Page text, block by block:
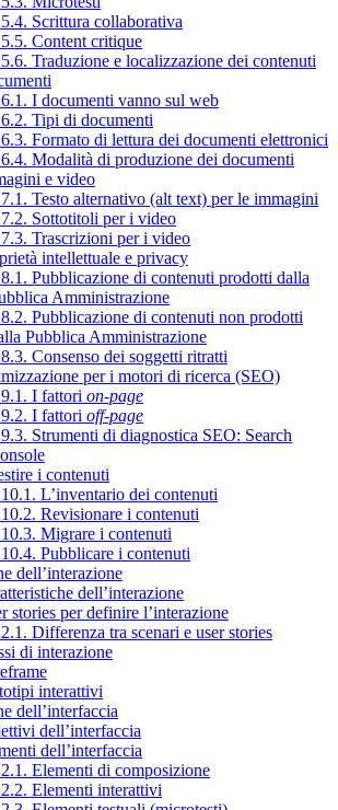
Scrittura collaborativa
Content critique
Traduzione e localizzazione dei contenuti
I documenti vanno sul web
Tipi di documenti
Formato di lettura dei documenti elettronici
Modalità di produzione dei documenti
e video
Testo alternativo (alt text) per le immagini
Sottotitoli per i video
Trascrizioni per i video
intellettuale e privacy
Pubblicazione di contenuti prodotti dalla
Amministrazione
Pubblicazione di contenuti non prodotti
Pubblica Amministrazione
Consenso dei soggetti ritratti
per i motori di ricerca (SEO)
I fattori on-page
I fattori off-page
Strumenti di diagnostica SEO: Search
i contenuti
L’inventario dei contenuti
Revisionare i contenuti
Migrare i contenuti
Pubblicare i contenuti
dell’interazione
dell’interazione
stories per definire l’interazione
Differenza tra scenari e user stories
di interazione
interattivi
dell’interfaccia
dell’interfaccia
dell’interfaccia
Elementi di composizione
Elementi interattivi